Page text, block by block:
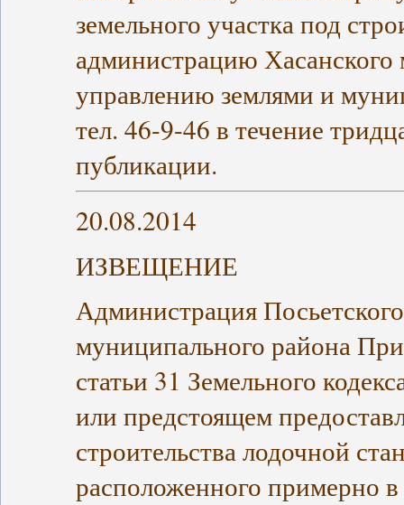
земельного участка под
администрацию
управлению землями и
тел. 46-9-46 в течение
публикации.
20.08.2014
ИЗВЕЩЕНИЕ
Администрация
муниципального района
статьи 31 Земельного
или предстоящем
строительства лодочной
расположенного примерно